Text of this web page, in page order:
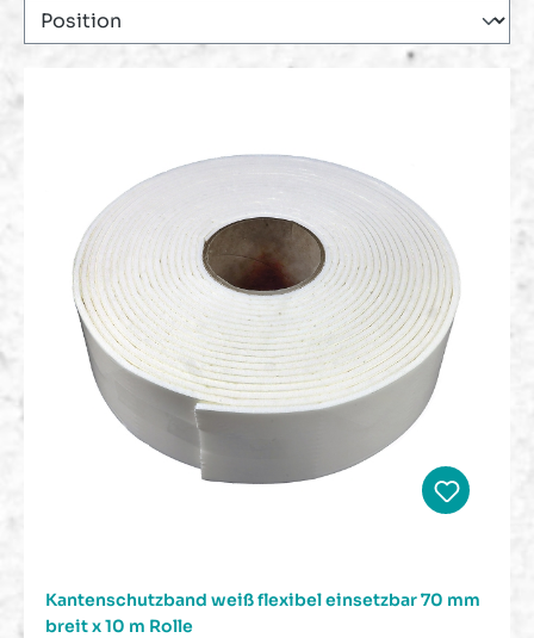
Kantenschutzband weiß flexibel einsetzbar 70 mm
breit x 10 m Rolle